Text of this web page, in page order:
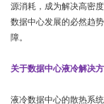
源消耗，成为解决高密
数据中心发展的必然趋
障。
关于数据中心液冷解决
液冷数据中心的散热系